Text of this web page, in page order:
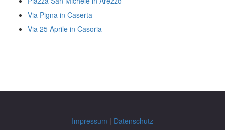
Via Pigna in Caserta
Via 25 Aprile in Casoria
Impressum | Datenschutz